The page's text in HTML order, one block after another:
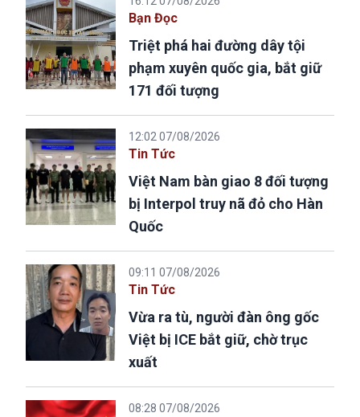
Bạn Đọc
Triệt phá hai đường dây tội
phạm xuyên quốc gia, bắt giữ
171 đối tượng
12:02 07/08/2026
Tin Tức
Việt Nam bàn giao 8 đối tượng
bị Interpol truy nã đỏ cho Hàn
Quốc
09:11 07/08/2026
Tin Tức
Vừa ra tù, người đàn ông gốc
Việt bị ICE bắt giữ, chờ trục
xuất
08:28 07/08/2026